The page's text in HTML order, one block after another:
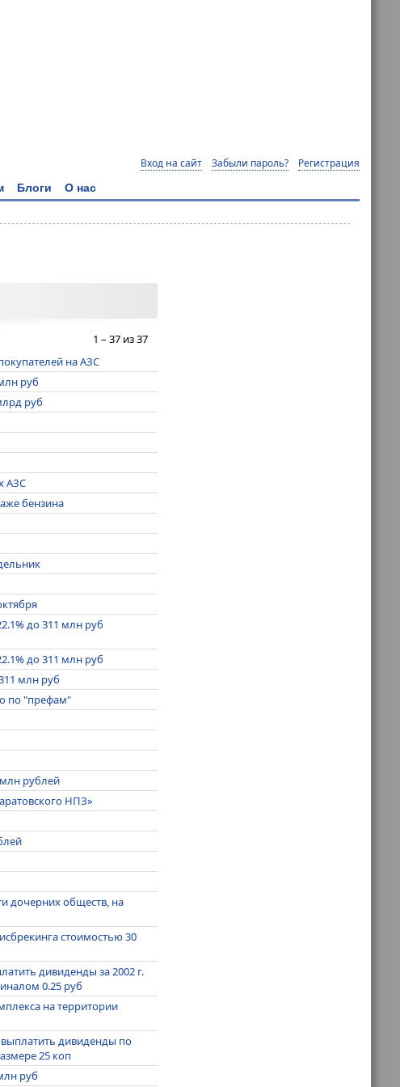
Вход на сайт Забыли пароль? Регистрация
Блоги О нас
1 – 37 из 37
на АЗС
руб
руб
АЗС
бензина
до 311 млн руб
до 311 млн руб
млн руб
по "префам"
рублей
НПЗ»
дочерних обществ, на
стоимостью 30
дивиденды за 2002 г.
0.25 руб
на территории
дивиденды по
25 коп
руб